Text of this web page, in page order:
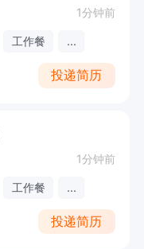
1分钟前
工作餐 ...
投递简历
1分钟前
工作餐 ...
投递简历